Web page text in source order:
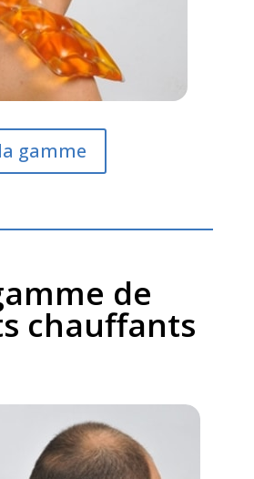
gamme
de
chauffants